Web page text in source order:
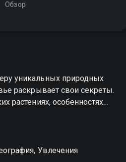
Обзор
уникальных природных
раскрывает свои секреты.
растениях, особенностях
в жизни людей, а также о
Увлечения